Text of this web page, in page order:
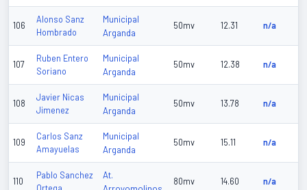
106
Alonso Sanz
Hombrado
Municipal
Arganda
50mv 12.31 n/a
107
Ruben Entero
Soriano
Municipal
Arganda
50mv 12.38 n/a
108
Javier Nicas
Jimenez
Municipal
Arganda
50mv 13.78 n/a
109
Carlos Sanz
Amayuelas
Municipal
Arganda
50mv 15.11 n/a
110
Pablo Sanchez
At.
80mv 14.60 n/a